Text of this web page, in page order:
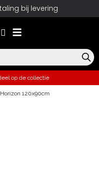
bij levering
op de collectie
120x90cm